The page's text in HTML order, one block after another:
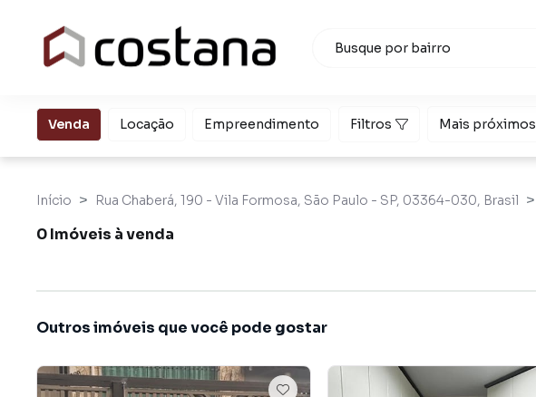
Venda Locação Empreendimento Filtros Mais próximos
Início Rua Chaberá, 190 - Vila Formosa, São Paulo - SP, 03364-030, Brasil
0 Imóveis à venda
Outros imóveis que você pode gostar